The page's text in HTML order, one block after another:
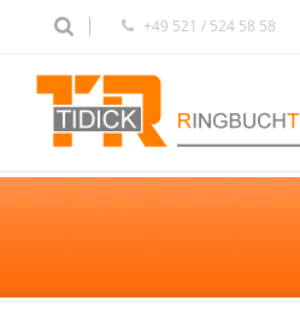
+49 521 / 524 58 58